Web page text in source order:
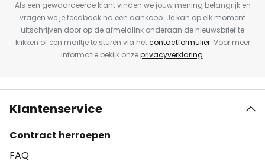
Als een gewaardeerde klant vinden we jouw mening belangrijk en
vragen we je feedback na een aankoop. Je kan op elk moment
uitschrijven door op de afmeldlink onderaan de nieuwsbrief te
klikken of een mailtje te sturen via hetcontactformulier. Voor meer
informatie bekijk onzeprivacyverklaring.
Klantenservice
Contract herroepen
FAQ